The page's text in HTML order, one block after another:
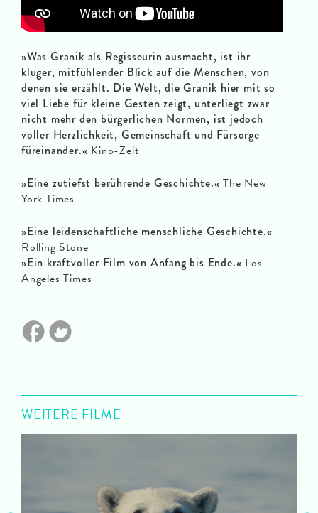
»Was Granik als Regisseurin ausmacht, ist ihr
kluger, mitfühlender Blick auf die Menschen, von
denen sie erzählt. Die Welt, die Granik hier mit so
viel Liebe für kleine Gesten zeigt, unterliegt zwar
nicht mehr den bürgerlichen Normen, ist jedoch
voller Herzlichkeit, Gemeinschaft und Fürsorge
füreinander.« Kino-Zeit
»Eine zutiefst berührende Geschichte.« The New
York Times
»Eine leidenschaftliche menschliche Geschichte.«
Rolling Stone
»Ein kraftvoller Film von Anfang bis Ende.« Los
Angeles Times
WEITERE FILME